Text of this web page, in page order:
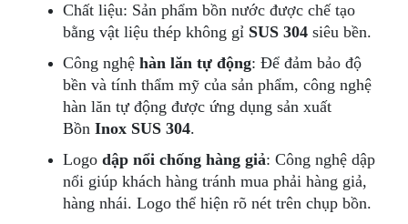
Chất liệu: Sản phẩm bồn nước được chế tạo
bằng vật liệu thép không gỉ SUS 304 siêu bền.
Công nghệ hàn lăn tự động: Để đảm bảo độ
bền và tính thẩm mỹ của sản phẩm, công nghệ
hàn lăn tự động được ứng dụng sản xuất
Bồn Inox SUS 304.
Logo dập nổi chống hàng giả: Công nghệ dập
nổi giúp khách hàng tránh mua phải hàng giả,
hàng nhái. Logo thể hiện rõ nét trên chụp bồn.